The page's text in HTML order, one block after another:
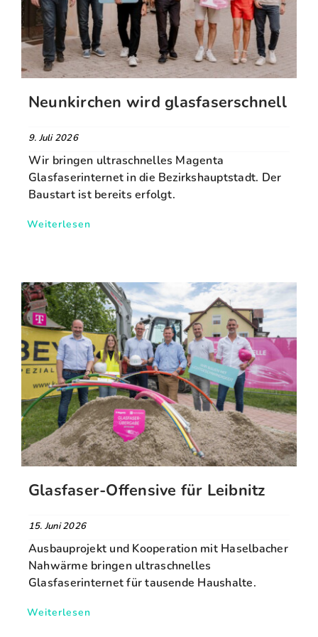
FAQ
Karriere
Kontakt
Suche
nach:
Neunkirchen wird glasfaserschnell
9. Juli 2026
Wir bringen ultraschnelles Magenta
Glasfaserinternet in die Bezirkshauptstadt. Der
Baustart ist bereits erfolgt.
Weiterlesen
Glasfaser-Offensive für Leibnitz
15. Juni 2026
Ausbauprojekt und Kooperation mit Haselbacher
Nahwärme bringen ultraschnelles
Glasfaserinternet für tausende Haushalte.
Weiterlesen